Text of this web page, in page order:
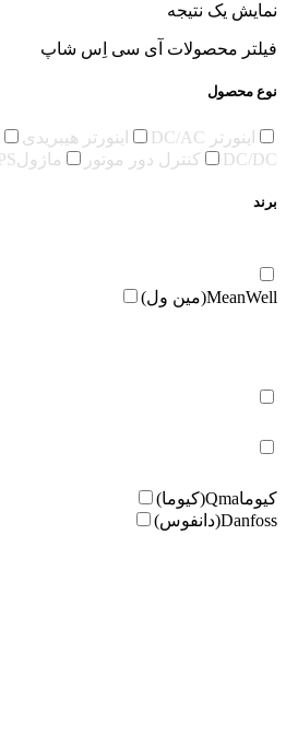
نمایش یک نتیجه
فیلتر محصولات آی سی اِس شاپ
نوع محصول
اینورتر DC/AC اینورتر هیبریدی
DC/DC
کنترل دور موتور ماژولUPS
برند
MeanWell(مین ول)
کیوماQma(کیوما)
Danfoss(دانفوس)